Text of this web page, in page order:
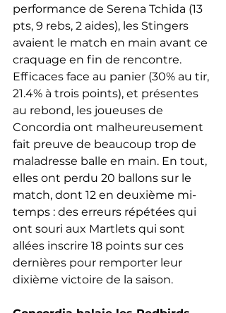
performance de Serena Tchida (13
pts, 9 rebs, 2 aides), les Stingers
avaient le match en main avant ce
craquage en fin de rencontre.
Efficaces face au panier (30% au tir,
21.4% à trois points), et présentes
au rebond, les joueuses de
Concordia ont malheureusement
fait preuve de beaucoup trop de
maladresse balle en main. En tout,
elles ont perdu 20 ballons sur le
match, dont 12 en deuxième mi-
temps : des erreurs répétées qui
ont souri aux Martlets qui sont
allées inscrire 18 points sur ces
dernières pour remporter leur
dixième victoire de la saison.